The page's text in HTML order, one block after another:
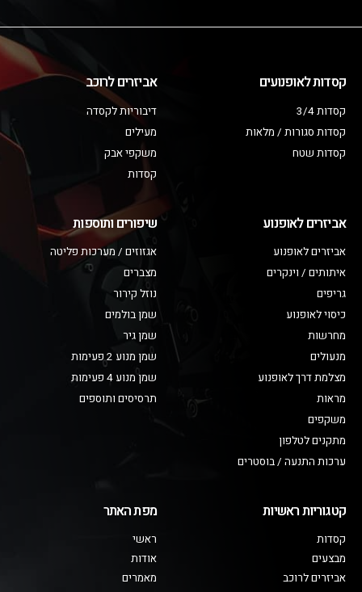
קסדות לאופנועים
קסדות 3/4
קסדות סגורות / מלאות
קסדות שטח
אביזרים לרוכב
דיבוריות לקסדה
מעילים
משקפי אבק
קסדות
אביזרים לאופנוע
אביזרים לאופנוע
איתותים / וינקרים
גריפים
כיסוי לאופנוע
מחרשות
מנעולים
מצלמת דרך לאופנוע
מראות
משקפים
מתקנים לטלפון
ערכות התנעה / בוסטרים
שיפורים ותוספות
אגזוזים / מערכות פליטה
מצברים
נוזל קירור
שמן בולמים
שמן גיר
שמן מנוע 2 פעימות
שמן מנוע 4 פעימות
תרסיסים ותוספים
קטגוריות ראשיות
קסדות
מבצעים
אביזרים לרוכב
מפת האתר
ראשי
אודות
מאמרים